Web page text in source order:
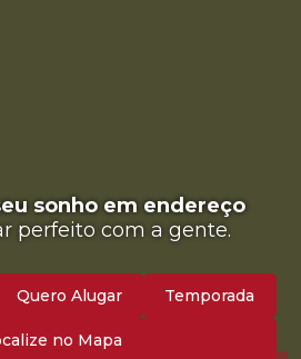
sonho em endereço
perfeito com a gente.
Quero Alugar Temporada
no Mapa